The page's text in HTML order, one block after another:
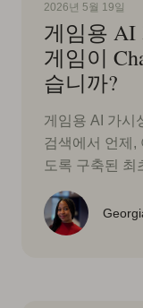
2026년 5월 19일
게임용 AI
게임이
습니까?
게임용 AI 가시
검색에서 언제,
도록 구축된 최